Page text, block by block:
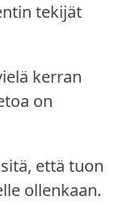
tekijät
kerran
on
että tuon
ollenkaan.